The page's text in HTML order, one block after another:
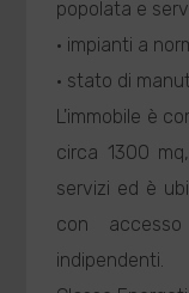
popolata e
· impianti a
· stato di
L'immobile è
circa 1300
servizi ed è
con
indipendenti.